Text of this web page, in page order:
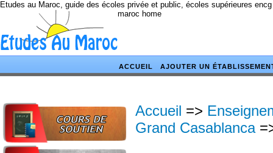
Etudes au Maroc, guide des écoles privée et public, écoles supérieures
maroc home
ACCUEIL AJOUTER UN
Accueil =>
Grand Casablanca